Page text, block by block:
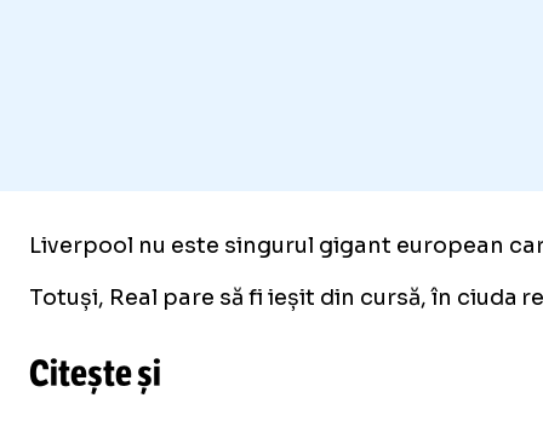
Liverpool nu este singurul gigant european
Totuși, Real pare să fi ieșit din cursă, în ciuda
Citește și